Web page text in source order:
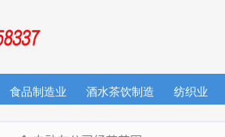
食品制造业 酒水茶饮制造 纺织业